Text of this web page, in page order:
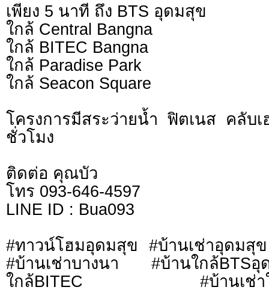
เพียง 5 นาที ถึง BTS อุดมสุข
ใกล้ Central Bangna
ใกล้ BITEC Bangna
ใกล้ Paradise Park
ใกล้ Seacon Square
โครงการมีสระว่ายน้ำ ฟิตเนส คลับ
ชั่วโมง
ติดต่อ คุณบัว
โทร 093-646-4597
LINE ID : Bua093
#ทาวน์โฮมอุดมสุข #บ้านเช่าอุดมสุ
#บ้านเช่าบางนา #บ้านใกล้
ใกล้BITEC #บ้านเช่าใกล้